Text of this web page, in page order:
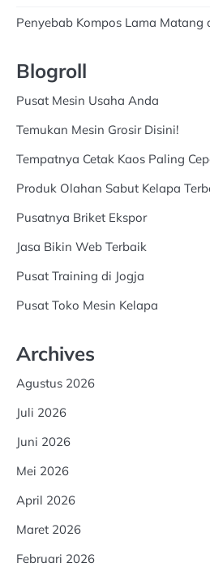
Penyebab Kompos Lama Matang
Blogroll
Pusat Mesin Usaha Anda
Temukan Mesin Grosir Disini!
Tempatnya Cetak Kaos Paling
Produk Olahan Sabut Kelapa
Pusatnya Briket Ekspor
Jasa Bikin Web Terbaik
Pusat Training di Jogja
Pusat Toko Mesin Kelapa
Archives
Agustus 2026
Juli 2026
Juni 2026
Mei 2026
April 2026
Maret 2026
Februari 2026